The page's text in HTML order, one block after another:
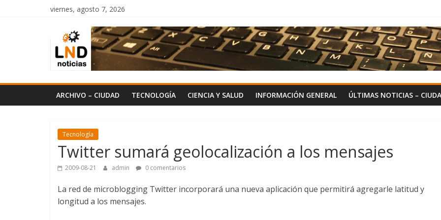
viernes, agosto 7, 2026
LND
Noticias
ARCHIVO – CIUDAD TECNOLOGÍA CIENCIA Y SALUD INFORMACIÓN GENERAL ÚLTIMAS NOTICIAS –
Tecnología
Twitter sumará geolocalización a los mensajes
2009-08-21 admin 0 comentarios
La red de microblogging Twitter incorporará una nueva aplicación que permitirá agregarle latitud y
longitud a los mensajes.